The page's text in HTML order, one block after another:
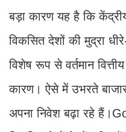
बड़ा कारण यह है कि
विकसित देशों की मुद्रा
विशेष रूप से वर्तमान
कारण। ऐसे में उभरते
अपना निवेश बढ़ा रहे